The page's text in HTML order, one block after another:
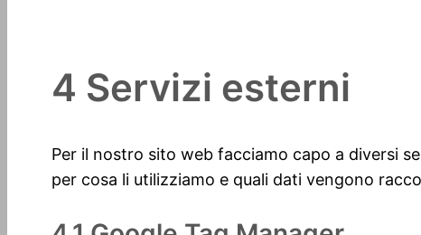
4 Servizi esterni
Per il nostro sito web facciamo capo a diversi
per cosa li utilizziamo e quali dati vengono